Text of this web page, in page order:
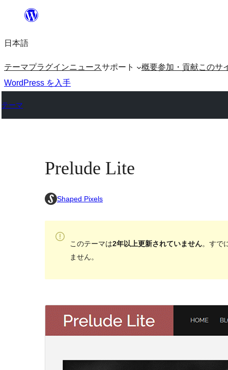
を
ッ
プ
日本語
テーマプラグインニュースサポート 概要参加・貢献このサ
WordPress を入手
テーマ
Prelude Lite
Shaped Pixels
このテーマは2年以上更新されていません。すで
ません。